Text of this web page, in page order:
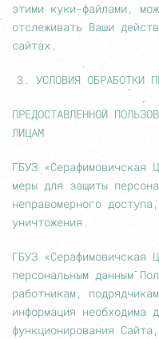
этими куки-файлами,
отслеживать Ваши
сайтах.
УСЛОВИЯ ОБРАБОТКИ
ПРЕДОСТАВЛЕННОЙ
ЛИЦАМ
ГБУЗ «Серафимовичская
меры для защиты
неправомерного
уничтожения.
ГБУЗ «Серафимовичская
персональным данным
работникам,
информация необходима
функционирования